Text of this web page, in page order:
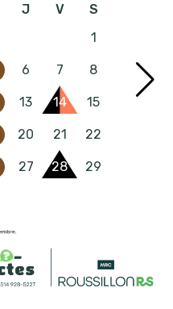
J V
S
1
6 7 8
13 14 15
20 21 22
27 28 29